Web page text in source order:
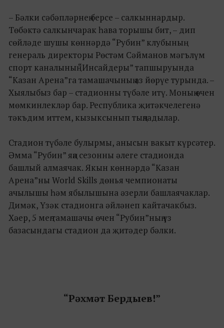
– Бәлки сәбәпләрнең берсе – салкыннардыр.
Төбәктә салкынчарак һава торышы бит, – дип
сөйләде шушы көннәрдә “Рубин” клубының
генераль директоры Рөстәм Сәйманов мәгълүм
спорт каналының “Инсайдеры” тапшыруында
“Казан Арена”га тамашачының аз йөрүе турында. –
Хыялыбыз бар – стадионны түбәле итү. Моның өчен
мөмкинлекләр бар. Республика җитәкчелегенә
тәкъдим иттем, кызыксынып тыңладылар.
Стадион түбәле булырмы, анысын вакыт күрсәтер.
Әмма “Рубин” яңа сезонны әлеге стадионда
башлый алмаячак. Якын көннәрдә “Казан
Арена”ны World Skills дөнья чемпионаты
ачылышы һәм ябылышына әзерли башлаячаклар.
Димәк, Үзәк стадионга әйләнеп кайтачакбыз.
Хәер, 5 мең тамашачы өчен “Рубин”ның үз
базасындагы стадион да җитәдер бәлки.
“Рәхмәт Бердыев!”